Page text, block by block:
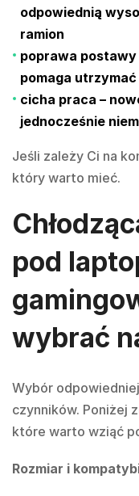
odpowiednią
ramion
poprawa postawy
pomaga
cicha praca –
jednocześnie
Jeśli zależy Ci na
który warto mieć.
pod
wybrać
Wybór
czynników. Poniżej
które warto wziąć
Rozmiar i